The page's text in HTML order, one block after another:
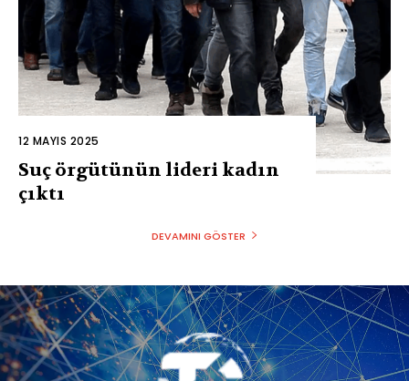
12 MAYIS 2025
Suç örgütünün lideri kadın
çıktı
DEVAMINI GÖSTER